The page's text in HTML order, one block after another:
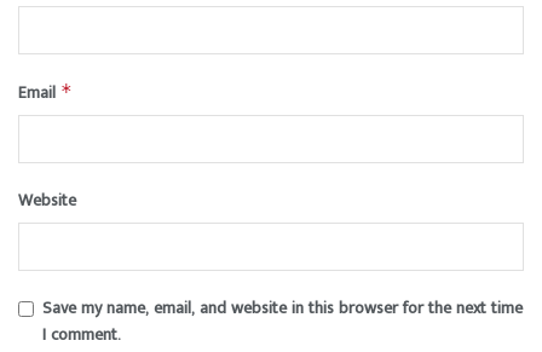
Email *
Website
Save my name, email, and website in this browser for the next time
I comment.